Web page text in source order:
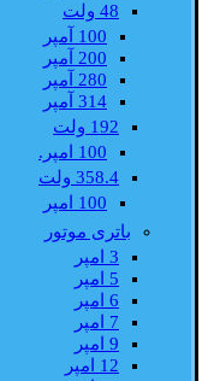
48 ولت
100 آمپر
200 آمپر
280 آمپر
314 آمپر
192 ولت
100 امپر.
358.4 ولت
100 امپر
باتری موتور
3 امپر
5 امپر
6 امپر
7 امپر
9 امپر
12 امپر